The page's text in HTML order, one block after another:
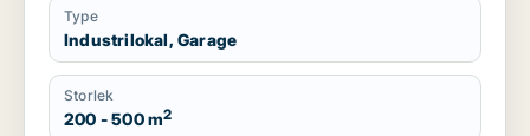
Type
Industrilokal, Garage
Storlek
200 - 500 m2